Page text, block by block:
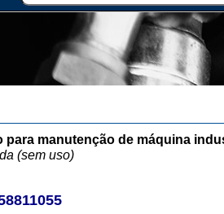
para manutenção de máquina
(sem uso)